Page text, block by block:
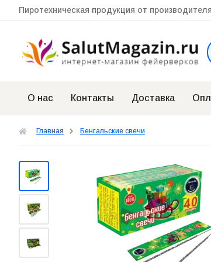
Пиротехническая продукция от производителя
О нас Контакты Доставка
Главная Бенгальские свечи